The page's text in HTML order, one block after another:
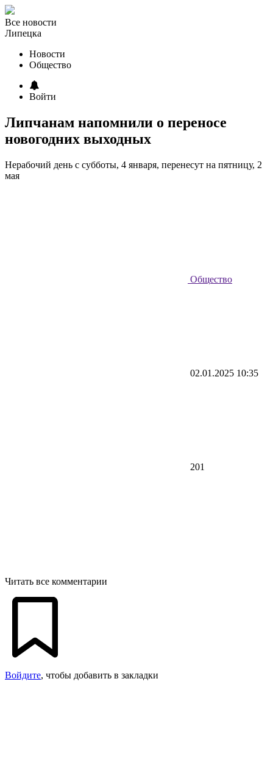
Все новости
Липецка
Новости
Общество
Войти
Липчанам напомнили о переносе
новогодних выходных
Нерабочий день с субботы, 4 января, перенесут на пятницу, 2
мая
Общество
02.01.2025 10:35
201
Читать все комментарии
Войдите, чтобы добавить в закладки